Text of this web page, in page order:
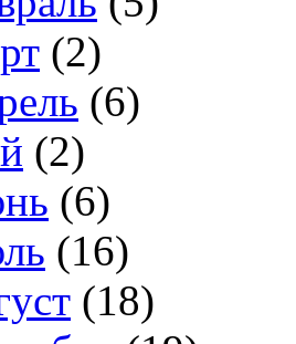
(2)
(6)
(2)
(6)
(16)
(18)